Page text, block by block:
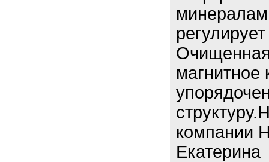
магнитное
компании
Екатерина